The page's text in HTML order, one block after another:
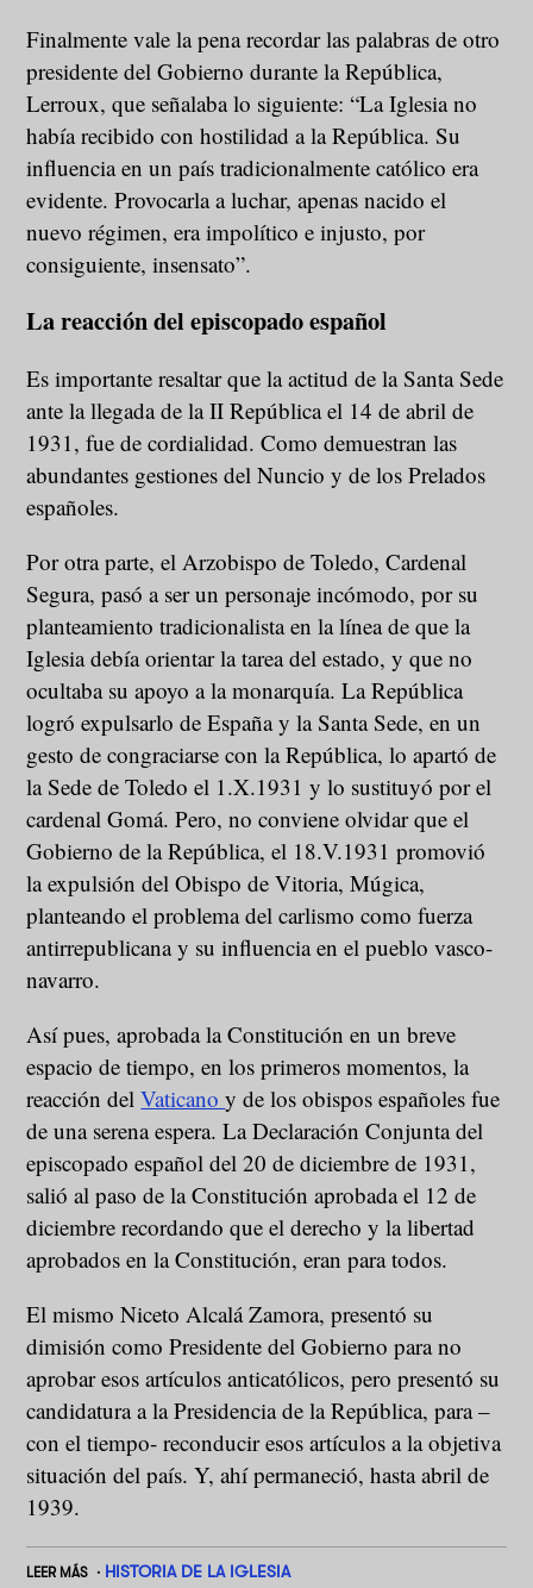
Finalmente vale la pena recordar las palabras de otro
presidente del Gobierno durante la República,
Lerroux, que señalaba lo siguiente: “La Iglesia no
había recibido con hostilidad a la República. Su
influencia en un país tradicionalmente católico era
evidente. Provocarla a luchar, apenas nacido el
nuevo régimen, era impolítico e injusto, por
consiguiente, insensato”.
La reacción del episcopado español
Es importante resaltar que la actitud de la Santa Sede
ante la llegada de la II República el 14 de abril de
1931, fue de cordialidad. Como demuestran las
abundantes gestiones del Nuncio y de los Prelados
españoles.
Por otra parte, el Arzobispo de Toledo, Cardenal
Segura, pasó a ser un personaje incómodo, por su
planteamiento tradicionalista en la línea de que la
Iglesia debía orientar la tarea del estado, y que no
ocultaba su apoyo a la monarquía. La República
logró expulsarlo de España y la Santa Sede, en un
gesto de congraciarse con la República, lo apartó de
la Sede de Toledo el 1.X.1931 y lo sustituyó por el
cardenal Gomá. Pero, no conviene olvidar que el
Gobierno de la República, el 18.V.1931 promovió
la expulsión del Obispo de Vitoria, Múgica,
planteando el problema del carlismo como fuerza
antirrepublicana y su influencia en el pueblo vasco-
navarro.
Así pues, aprobada la Constitución en un breve
espacio de tiempo, en los primeros momentos, la
reacción delVaticanoy de los obispos españoles fue
de una serena espera. La Declaración Conjunta del
episcopado español del 20 de diciembre de 1931,
salió al paso de la Constitución aprobada el 12 de
diciembre recordando que el derecho y la libertad
aprobados en la Constitución, eran para todos.
El mismo Niceto Alcalá Zamora, presentó su
dimisión como Presidente del Gobierno para no
aprobar esos artículos anticatólicos, pero presentó su
candidatura a la Presidencia de la República, para –
con el tiempo- reconducir esos artículos a la objetiva
situación del país. Y, ahí permaneció, hasta abril de
1939.
LEER MÁS HISTORIA DE LA IGLESIA